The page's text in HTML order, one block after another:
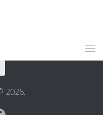
2026.